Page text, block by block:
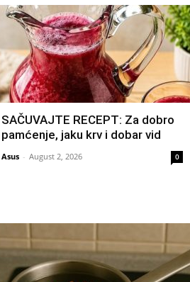
SAČUVAJTE RECEPT: Za dobro
pamćenje, jaku krv i dobar vid
Asus - August 2, 2026 0